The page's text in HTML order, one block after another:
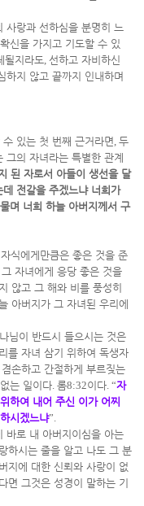
사랑과 선하심을 분명히 느
신을 가지고 기도할 수 있
될지라도, 선하고 자비하신
하지 않고 끝까지 인내하며
있는 첫 번째 근거라면, 두
그의 자녀라는 특별한 관계
된 자로서 아들이 생선을 달
전갈을 주겠느냐 너희가
며 너희 하늘 아버지께서 구
식에게만큼은 좋은 것을 준
자녀에게 응당 좋은 것을
않고 그 해와 비를 풍성히
아버지가 그 자녀된 우리에
님이 반드시 들으시는 것은
를 자녀 삼기 위하여 독생자
손하고 간절하게 부르짖는
는 일이다. 롬8:32이다. “자
하여 내어 주신 이가 어찌
시겠느냐”.
바로 내 아버지이심을 아는
하시는 줄을 알고 나도 그 분
지에 대한 신뢰와 사랑이 없
면 그것은 성경이 말하는 기